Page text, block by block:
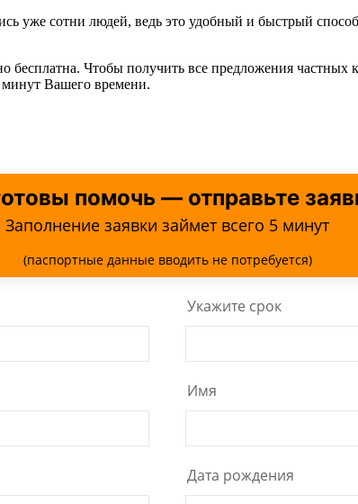
уже сотни людей, ведь это удобный и быстрый
бесплатна. Чтобы получить все предложения частных
минут Вашего времени.